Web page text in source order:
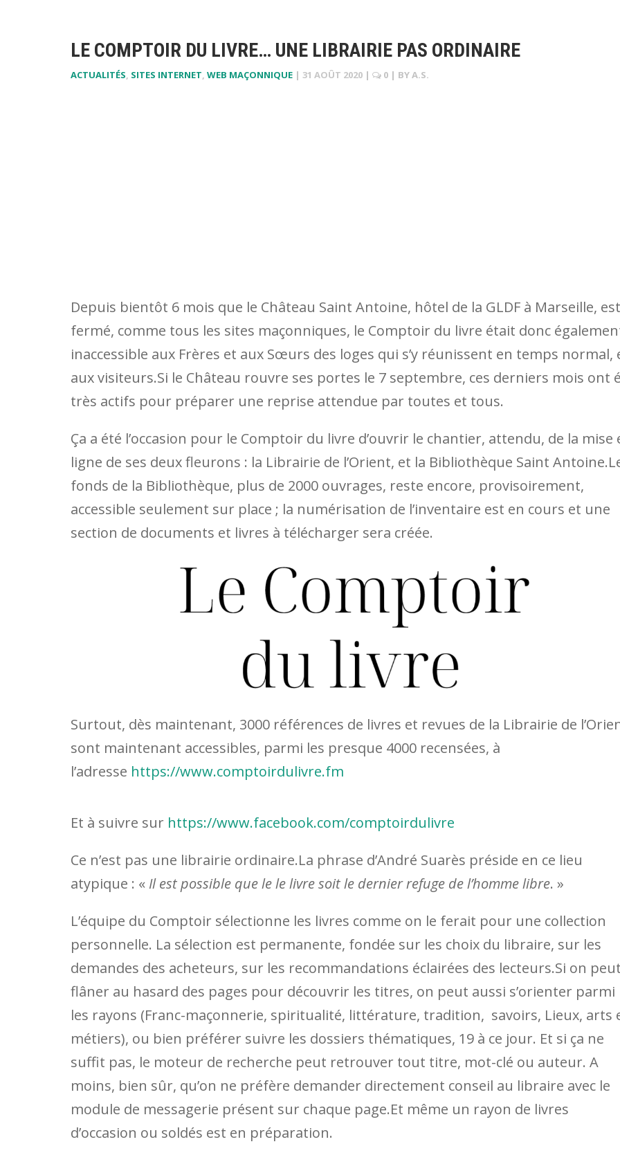
LE COMPTOIR DU LIVRE… UNE LIBRAIRIE PAS ORDINAIRE
ACTUALITÉS, SITES INTERNET, WEB MAÇONNIQUE | 31 AOÛT 2020 | 0 | BYA.S.
Depuis bientôt 6 mois que le Château Saint Antoine, hôtel de la GLDF à Marseille, est
fermé, comme tous les sites maçonniques, le Comptoir du livre était donc
inaccessible aux Frères et aux Sœurs des loges qui s’y réunissent en temps normal,
aux visiteurs.Si le Château rouvre ses portes le 7 septembre, ces derniers mois ont
très actifs pour préparer une reprise attendue par toutes et tous.
Ça a été l’occasion pour le Comptoir du livre d’ouvrir le chantier, attendu, de la mise
ligne de ses deux fleurons : la Librairie de l’Orient, et la Bibliothèque Saint
fonds de la Bibliothèque, plus de 2000 ouvrages, reste encore, provisoirement,
accessible seulement sur place ; la numérisation de l’inventaire est en cours et une
section de documents et livres à télécharger sera créée.
Surtout, dès maintenant, 3000 références de livres et revues de la Librairie de
sont maintenant accessibles, parmi les presque 4000 recensées, à
l’adresse https://www.comptoirdulivre.fm
Et à suivre sur https://www.facebook.com/comptoirdulivre
Ce n’est pas une librairie ordinaire.La phrase d’André Suarès préside en ce lieu
atypique : « Il est possible que le le livre soit le dernier refuge de l’homme libre. »
L’équipe du Comptoir sélectionne les livres comme on le ferait pour une collection
personnelle. La sélection est permanente, fondée sur les choix du libraire, sur les
demandes des acheteurs, sur les recommandations éclairées des lecteurs.Si on
flâner au hasard des pages pour découvrir les titres, on peut aussi s’orienter parmi
les rayons (Franc-maçonnerie, spiritualité, littérature, tradition, savoirs, Lieux, arts
métiers), ou bien préférer suivre les dossiers thématiques, 19 à ce jour. Et si ça ne
suffit pas, le moteur de recherche peut retrouver tout titre, mot-clé ou auteur. A
moins, bien sûr, qu’on ne préfère demander directement conseil au libraire avec le
module de messagerie présent sur chaque page.Et même un rayon de livres
d’occasion ou soldés est en préparation.